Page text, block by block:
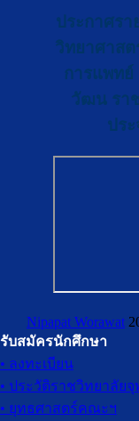
ประกาศร
วิทยาศาส
การแพท
วัฒน รา
ปร
Nipapat Worawat
รับสมัครนักศึกษา
• ลงทะเบียน
• ประวัติราชวิทยาลัย
• ยุทธศาสตร์คณะฯ